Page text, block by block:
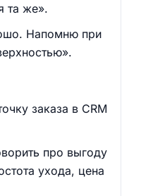
та же».
Напомню при
заказа в CRM
про выгоду
ухода, цена